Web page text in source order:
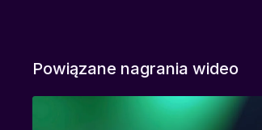
Powiązane nagrania wideo